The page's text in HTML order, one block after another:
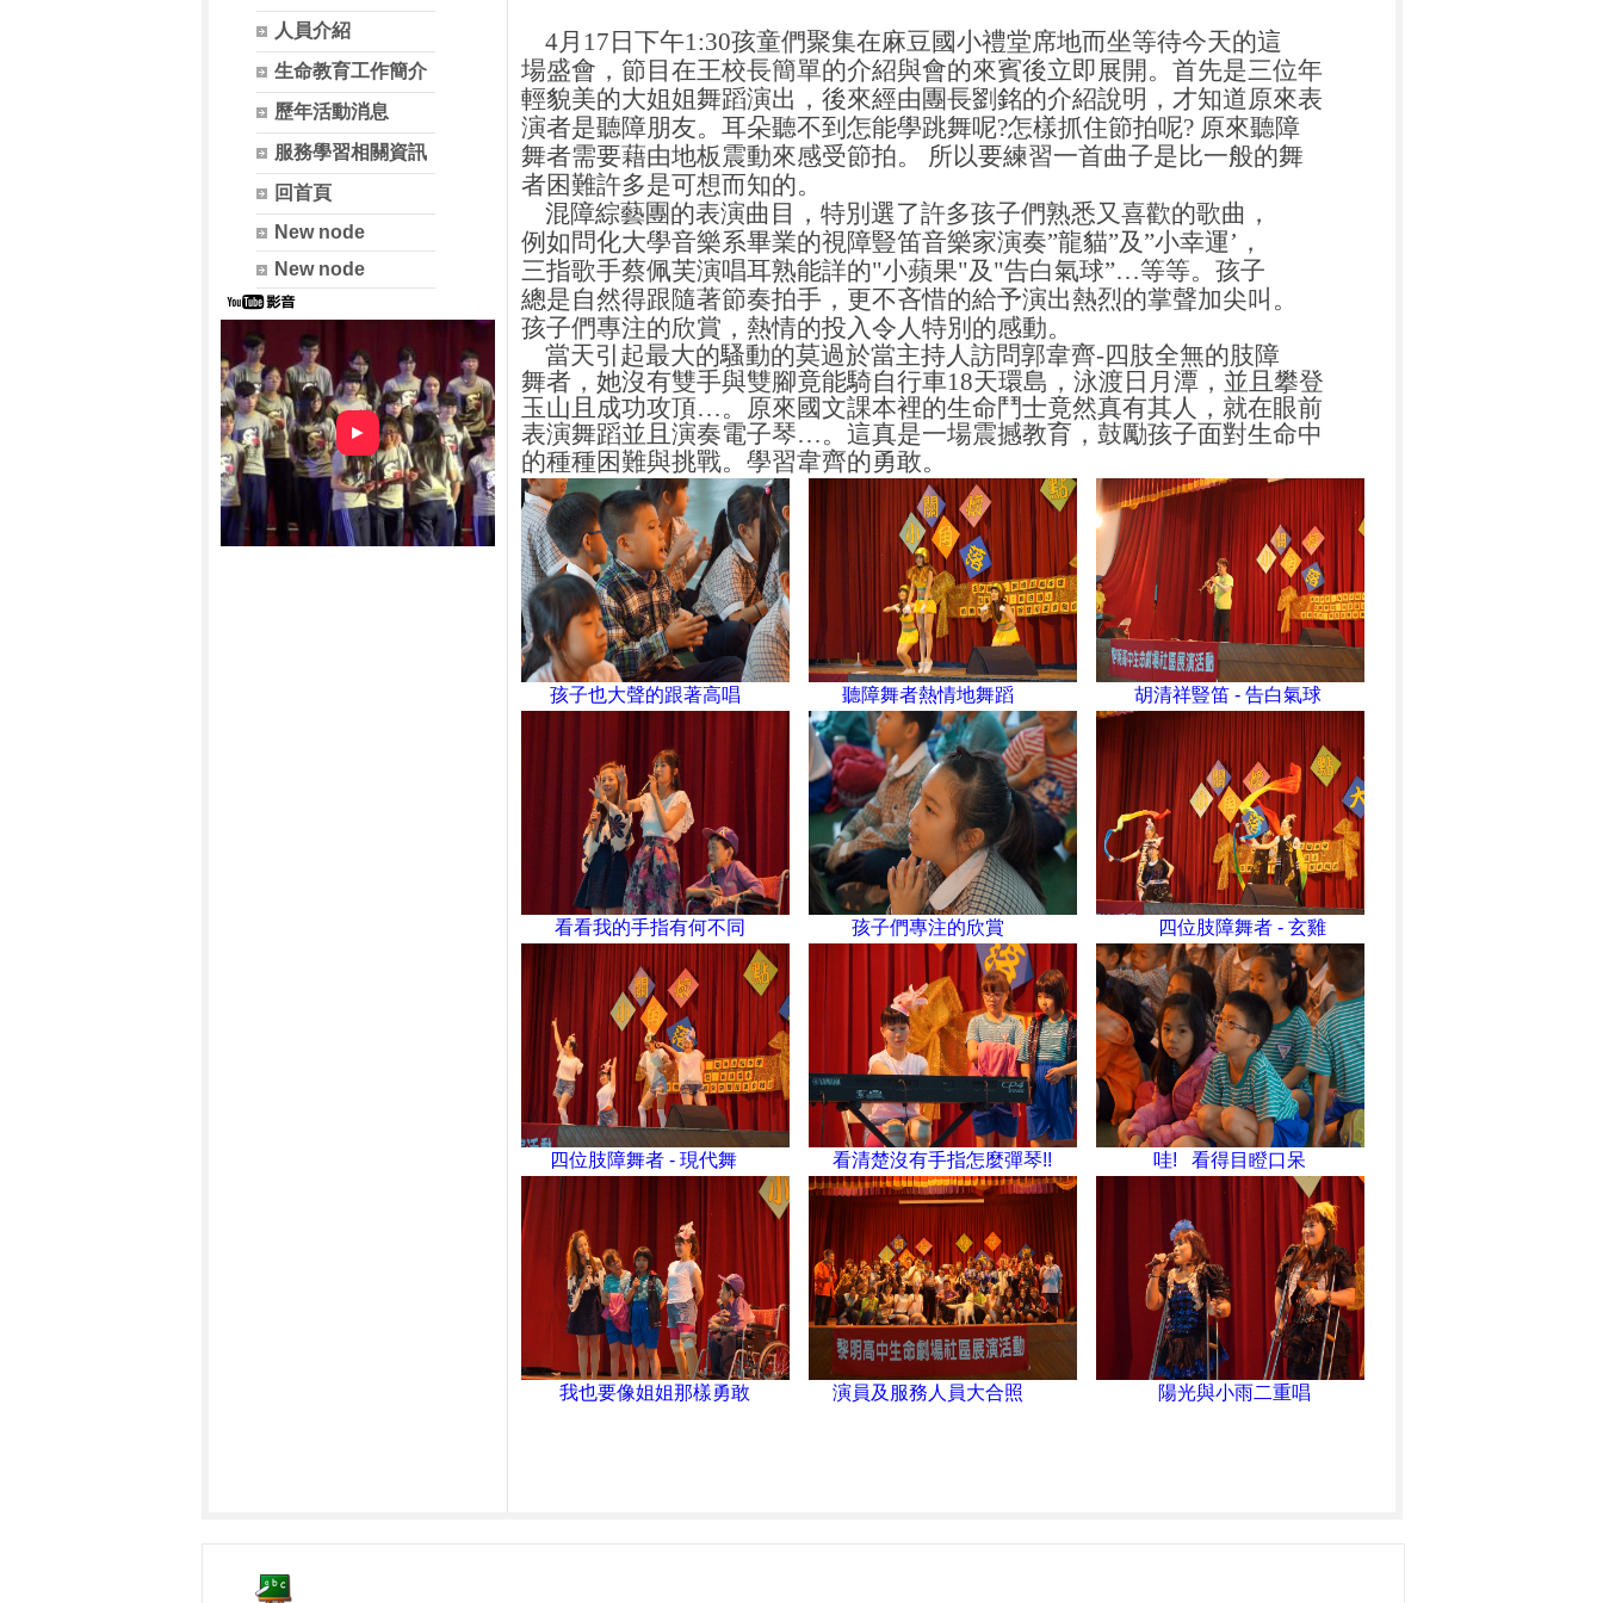
人員介紹
生命教育工作簡介
歷年活動消息
服務學習相關資訊
回首頁
New node
New node
►
4月17日下午1:30孩童們聚集在麻豆國小禮堂席地而坐等待今天的這
場盛會，節目在王校長簡單的介紹與會的來賓後立即展開。首先是三位年
輕貌美的大姐姐舞蹈演出，後來經由團長劉銘的介紹說明，才知道原來表
演者是聽障朋友。耳朵聽不到怎能學跳舞呢?怎樣抓住節拍呢? 原來聽障
舞者需要藉由地板震動來感受節拍。 所以要練習一首曲子是比一般的舞
者困難許多是可想而知的。
混障綜藝團的表演曲目，特別選了許多孩子們熟悉又喜歡的歌曲，
例如問化大學音樂系畢業的視障豎笛音樂家演奏”龍貓”及”小幸運’，
三指歌手蔡佩芙演唱耳熟能詳的"小蘋果"及"告白氣球”…等等。孩子
總是自然得跟隨著節奏拍手，更不吝惜的給予演出熱烈的掌聲加尖叫。
孩子們專注的欣賞，熱情的投入令人特別的感動。
當天引起最大的騷動的莫過於當主持人訪問郭韋齊-四肢全無的肢障
舞者，她沒有雙手與雙腳竟能騎自行車18天環島，泳渡日月潭，並且攀登
玉山且成功攻頂…。原來國文課本裡的生命鬥士竟然真有其人，就在眼前
表演舞蹈並且演奏電子琴…。這真是一場震撼教育，鼓勵孩子面對生命中
的種種困難與挑戰。學習韋齊的勇敢。
孩子也大聲的跟著高唱 聽障舞者熱情地舞蹈 胡清祥豎笛 - 告白氣球
看看我的手指有何不同 孩子們專注的欣賞 四位肢障舞者 - 玄雞
四位肢障舞者 - 現代舞 看清楚沒有手指怎麼彈琴!! 哇! 看得目瞪口呆
我也要像姐姐那樣勇敢 演員及服務人員大合照 陽光與小雨二重唱